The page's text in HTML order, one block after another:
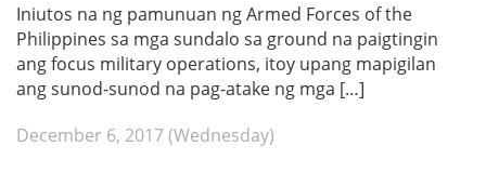
Iniutos na ng pamunuan ng Armed Forces of the
Philippines sa mga sundalo sa ground na paigtingin
ang focus military operations, itoy upang mapigilan
ang sunod-sunod na pag-atake ng mga […]
December 6, 2017 (Wednesday)